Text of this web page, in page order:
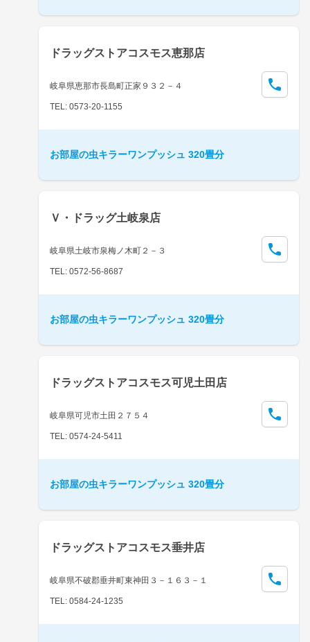
ドラッグストアコスモス恵那店
岐阜県恵那市長島町正家９３２－４
TEL: 0573-20-1155
お部屋の虫キラーワンプッシュ 320畳分
Ｖ・ドラッグ土岐泉店
岐阜県土岐市泉梅ノ木町２－３
TEL: 0572-56-8687
お部屋の虫キラーワンプッシュ 320畳分
ドラッグストアコスモス可児土田店
岐阜県可児市土田２７５４
TEL: 0574-24-5411
お部屋の虫キラーワンプッシュ 320畳分
ドラッグストアコスモス垂井店
岐阜県不破郡垂井町東神田３－１６３－１
TEL: 0584-24-1235